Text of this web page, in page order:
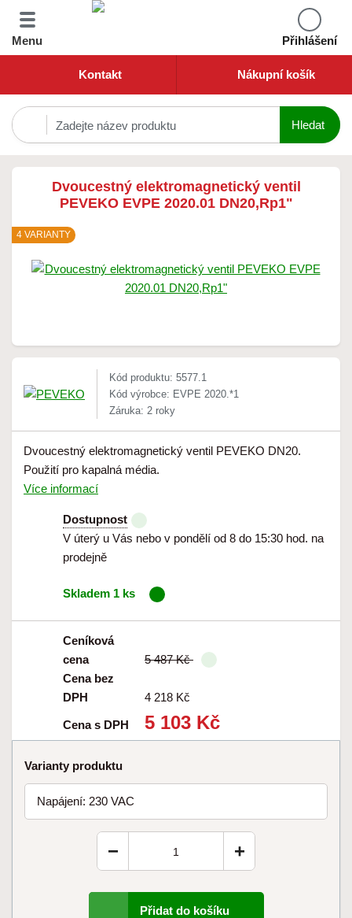
Menu Přihlášení
Kontakt Nákupní košík
Dvoucestný elektromagnetický ventil
PEVEKO EVPE 2020.01 DN20,Rp1"
4 VARIANTY
Kód produktu: 5577.1
Kód výrobce: EVPE 2020.*1
Záruka: 2 roky
Dvoucestný elektromagnetický ventil PEVEKO DN20.
Použití pro kapalná média.
Více informací
Dostupnost
V úterý u Vás nebo v pondělí od 8 do 15:30 hod. na
prodejně
Skladem 1 ks
Ceníková
cena
5 487 Kč
Cena bez
DPH
4 218 Kč
Cena s DPH 5 103 Kč
Varianty produktu
Napájení: 230 VAC
+
−
Přidat do košíku